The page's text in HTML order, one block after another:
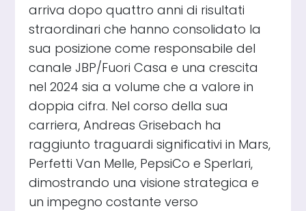
arriva dopo quattro anni di risultati
straordinari che hanno consolidato la
sua posizione come responsabile del
canale JBP/Fuori Casa e una crescita
nel 2024 sia a volume che a valore in
doppia cifra. Nel corso della sua
carriera, Andreas Grisebach ha
raggiunto traguardi significativi in Mars,
Perfetti Van Melle, PepsiCo e Sperlari,
dimostrando una visione strategica e
un impegno costante verso